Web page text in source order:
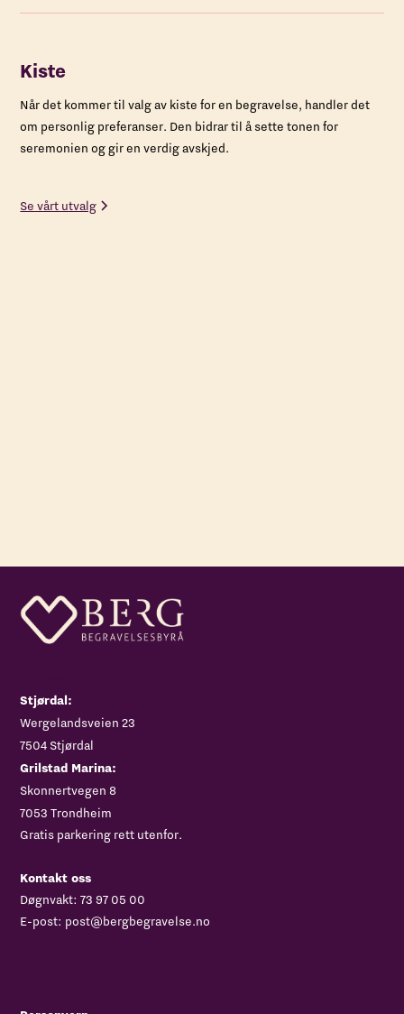
Kiste
Når det kommer til valg av kiste for en begravelse, handler det
om personlig preferanser. Den bidrar til å sette tonen for
seremonien og gir en verdig avskjed.
Se vårt utvalg
Stjørdal:
‍Wergelandsveien 23
7504 Stjørdal
Grilstad Marina:
Skonnertvegen 8
7053 Trondheim
Gratis parkering rett utenfor.
Kontakt oss
Døgnvakt:73 97 05 00
E-post: post@bergbegravelse.no